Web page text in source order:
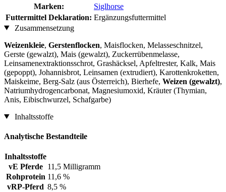
Marken:
Siglhorse
Futtermittel Deklaration: Ergänzungsfuttermittel
Zusammensetzung
Weizenkleie, Gerstenflocken, Maisflocken, Melasseschnitzel,
Gerste (gewalzt), Mais (gewalzt), Zuckerrübenmelasse,
Leinsamenextraktionsschrot, Grashäcksel, Apfeltrester, Kalk, Mais
(gepoppt), Johannisbrot, Leinsamen (extrudiert), Karottenkroketten,
Maiskeime, Berg-Salz (aus Österreich), Bierhefe, Weizen (gewalzt),
Natriumhydrogencarbonat, Magnesiumoxid, Kräuter (Thymian,
Anis, Eibischwurzel, Schafgarbe)
Inhaltsstoffe
Analytische Bestandteile
Inhaltsstoffe
vE Pferde
11,5 Milligramm
Rohprotein 11,6 %
vRP-Pferd 8,5 %